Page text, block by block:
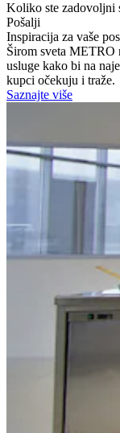
Koliko ste zadovoljni
Pošalji
Inspiracija za vaše
Širom sveta METRO
usluge kako bi na
kupci očekuju i traže.
Saznajte više